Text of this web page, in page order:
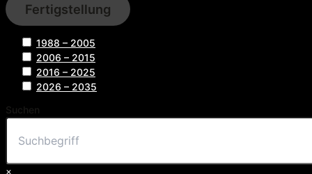
Fertigstellung
1988 – 2005
2006 – 2015
2016 – 2025
2026 – 2035
Suchen
×